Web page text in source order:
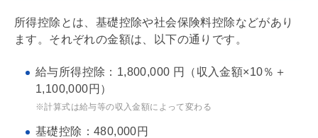
所得控除とは、 基礎控除や社会保険料控除などがあり
ます。それぞれの金額は、以下の通りです。
給与所得控除：1,800,000 円（収入金額×10％＋
1,100,000円）
※計算式は給与等の収入金額によって変わる
基礎控除：480,000円